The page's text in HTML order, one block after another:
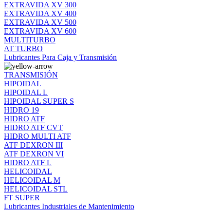
EXTRAVIDA XV 300
EXTRAVIDA XV 400
EXTRAVIDA XV 500
EXTRAVIDA XV 600
MULTITURBO
AT TURBO
Lubricantes Para Caja y Transmisión
TRANSMISIÓN
HIPOIDAL
HIPOIDAL L
HIPOIDAL SUPER S
HIDRO 19
HIDRO ATF
HIDRO ATF CVT
HIDRO MULTI ATF
ATF DEXRON III
ATF DEXRON VI
HIDRO ATF L
HELICOIDAL
HELICOIDAL M
HELICOIDAL STL
FT SUPER
Lubricantes Industriales de Mantenimiento